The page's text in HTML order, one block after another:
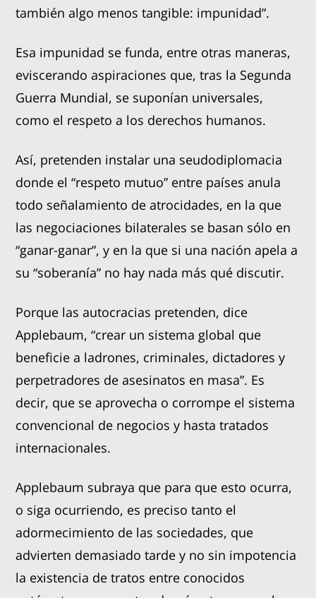
también algo menos tangible: impunidad”.
Esa impunidad se funda, entre otras maneras,
eviscerando aspiraciones que, tras la Segunda
Guerra Mundial, se suponían universales,
como el respeto a los derechos humanos.
Así, pretenden instalar una seudodiplomacia
donde el “respeto mutuo” entre países anula
todo señalamiento de atrocidades, en la que
las negociaciones bilaterales se basan sólo en
“ganar-ganar”, y en la que si una nación apela a
su “soberanía” no hay nada más qué discutir.
Porque las autocracias pretenden, dice
Applebaum, “crear un sistema global que
beneficie a ladrones, criminales, dictadores y
perpetradores de asesinatos en masa”. Es
decir, que se aprovecha o corrompe el sistema
convencional de negocios y hasta tratados
internacionales.
Applebaum subraya que para que esto ocurra,
o siga ocurriendo, es preciso tanto el
adormecimiento de las sociedades, que
advierten demasiado tarde y no sin impotencia
la existencia de tratos entre conocidos